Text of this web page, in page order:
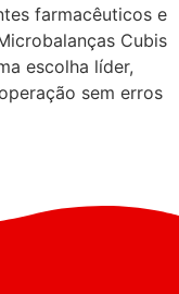
farmacêuticos e
Cubis
escolha líder,
sem erros